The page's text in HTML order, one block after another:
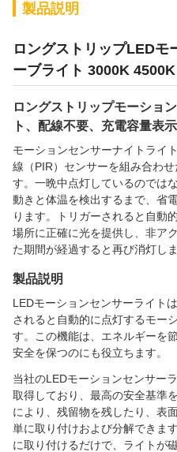
製品説明
ロングストリップLEDモ
ーブライト 3000K
ロングストリップモーショ
ト、配線不要、充電容量表示
モーションセンサーナイトライ
線（PIR）センサーを組み合わ
す。一晩中点灯しているのでは
動きと体温を検出するまで、省
ります。トリガーされると自動
場所に正確に光を提供し、非ア
た期間が経過すると再び消灯しま
製品説明
LEDモーションセンサーライト
されると自動的に点灯するモー
す。この機能は、エネルギーを
安全を保つのにも役立ちます。
当社のLEDモーションセンサー
取得しており、最高の安全基準
により、残留物を残したり、表
単に取り付けおよび分解できま
に取り付けるだけで、ライトが